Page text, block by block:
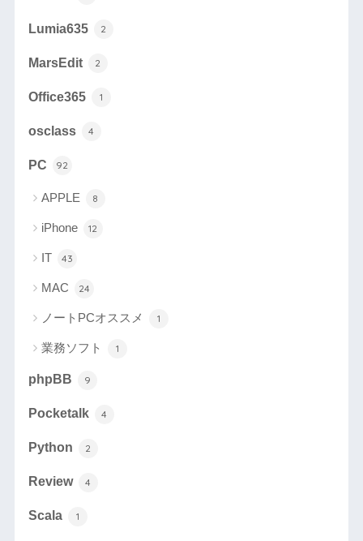
Lumia635 2
MarsEdit 2
Office365 1
osclass 4
PC 92
APPLE 8
iPhone 12
IT 43
MAC 24
ノートPCオススメ 1
業務ソフト 1
phpBB 9
Pocketalk 4
Python 2
Review 4
Scala 1